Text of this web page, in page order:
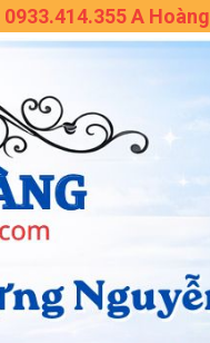
0933.414.355 A Hoàng